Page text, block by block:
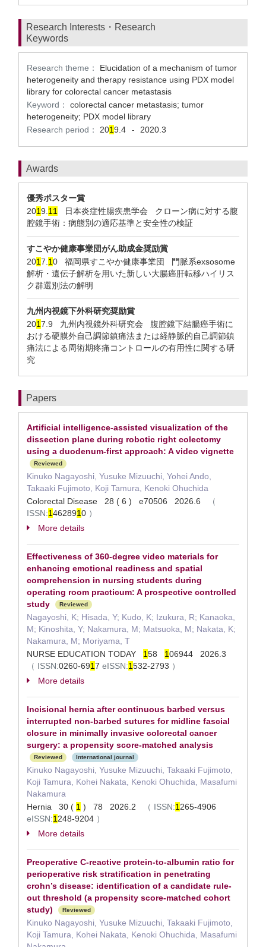
Research Interests・Research
Keywords
Research theme：
Elucidation of a mechanism of tumor
heterogeneity and therapy resistance using PDX model
library for colorectal cancer metastasis
Keyword：
colorectal cancer metastasis; tumor
heterogeneity; PDX model library
Research period：
2019.4 - 2020.3
Awards
優秀ポスター賞
2019. 1 1
日本炎症性腸疾患学会 クローン病に対する腹
腔鏡手術：病態別の適応基準と安全性の検証
すこやか健康事業団がん助成金奨励賞
2017. 10 福岡県すこやか健康事業団 門脈系exsosome
解析・遺伝子解析を用いた新しい大腸癌肝転移ハイリス
ク群選別法の解明
九州内視鏡下外科研究奨励賞
2017.9 九州内視鏡外科研究会 腹腔鏡下結腸癌手術に
おける硬膜外自己調節鎮痛法または経静脈的自己調節鎮
痛法による周術期疼痛コントロールの有用性に関する研
究
Papers
Artificial intelligence‐assisted visualization of the
dissection plane during robotic right colectomy
using a duodenum‐first approach: A video vignette
Reviewed
Kinuko Nagayoshi, Yusuke Mizuuchi, Yohei Ando,
Takaaki Fujimoto, Koji Tamura, Kenoki Ohuchida
Colorectal Disease 28 ( 6 ) e70506 2026.6
（
ISSN:14628910 ）
More details
Effectiveness of 360-degree video materials for
enhancing emotional readiness and spatial
comprehension in nursing students during
operating room practicum: A prospective controlled
study
Reviewed
Nagayoshi, K; Hisada, Y; Kudo, K; Izukura, R; Kanaoka,
M; Kinoshita, Y; Nakamura, M; Matsuoka, M; Nakata, K;
Nakamura, M; Moriyama, T
NURSE EDUCATION TODAY 158 106944 2026.3
（ ISSN:0260-6917 eISSN:1532-2793 ）
More details
Incisional hernia after continuous barbed versus
interrupted non-barbed sutures for midline fascial
closure in minimally invasive colorectal cancer
surgery: a propensity score-matched analysis
Reviewed International journal
Kinuko Nagayoshi, Yusuke Mizuuchi, Takaaki Fujimoto,
Koji Tamura, Kohei Nakata, Kenoki Ohuchida, Masafumi
Nakamura
Hernia 30 ( 1 ) 78 2026.2 （ ISSN:1 265-4906
eISSN:1 248-9204 ）
More details
Preoperative C-reactive protein-to-albumin ratio for
perioperative risk stratification in penetrating
crohn’s disease: identification of a candidate rule-
out threshold (a propensity score-matched cohort
study)
Reviewed
Kinuko Nagayoshi, Yusuke Mizuuchi, Takaaki Fujimoto,
Koji Tamura, Kohei Nakata, Kenoki Ohuchida, Masafumi